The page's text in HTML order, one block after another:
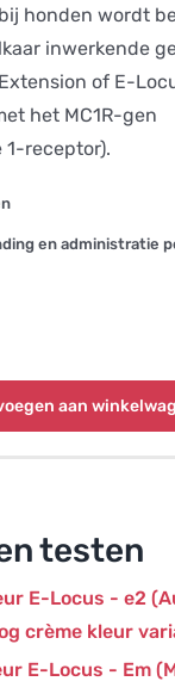
honden wordt
inwerkende
of E-
het MC1R-gen
1-receptor).
en administratie
aan
testen
E-Locus - e2
crème kleur
E-Locus - Em